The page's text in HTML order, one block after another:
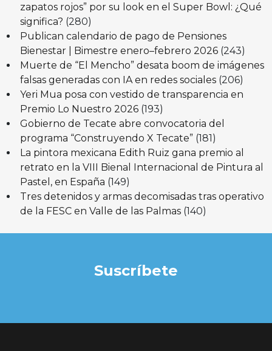
zapatos rojos” por su look en el Super Bowl: ¿Qué
significa? (280)
Publican calendario de pago de Pensiones
Bienestar | Bimestre enero–febrero 2026 (243)
Muerte de “El Mencho” desata boom de imágenes
falsas generadas con IA en redes sociales (206)
Yeri Mua posa con vestido de transparencia en
Premio Lo Nuestro 2026 (193)
Gobierno de Tecate abre convocatoria del
programa “Construyendo X Tecate” (181)
La pintora mexicana Edith Ruiz gana premio al
retrato en la VIII Bienal Internacional de Pintura al
Pastel, en España (149)
Tres detenidos y armas decomisadas tras operativo
de la FESC en Valle de las Palmas (140)
Suscríbete